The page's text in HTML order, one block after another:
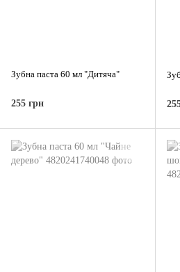
Зубна паста 60 мл "Дитяча"
255 грн